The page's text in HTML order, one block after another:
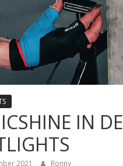
IN DE
2021 Ronny